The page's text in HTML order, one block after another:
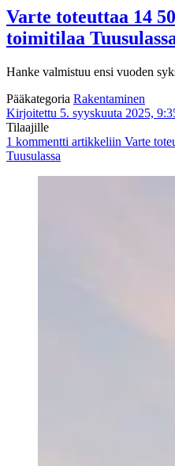
Varte toteuttaa 14
toimitilaa
Hanke valmistuu ensi vuoden
Pääkategoria Rakentaminen
Kirjoitettu 5. syyskuuta 2025,
Tilaajille
1 kommentti artikkeliin Varte
Tuusulassa